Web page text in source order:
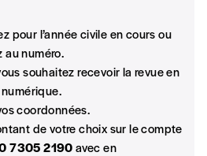
au numéro
en Belgique
ces rencontres ?
et postmodernité
qui pourrait se révéler pertinente
pour l’année civile en cours ou
au numéro.
souhaitez recevoir la revue en
coordonnées.
de votre choix sur le compte
7305 2190avec en